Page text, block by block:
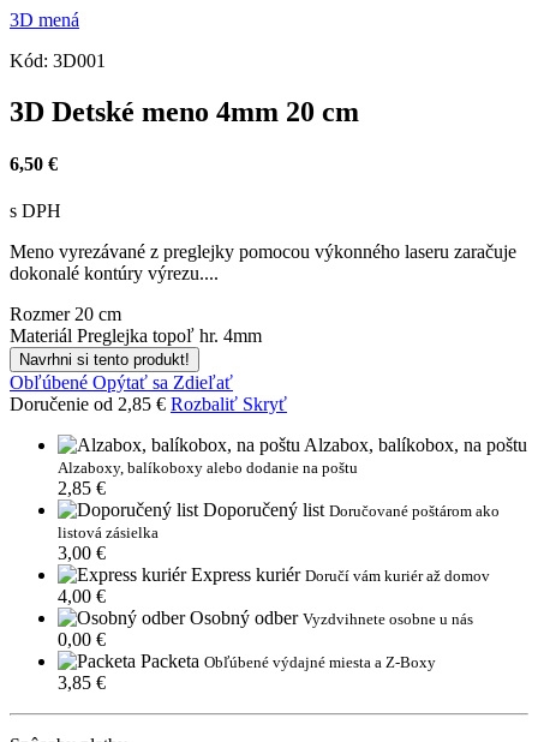
3D mená
Kód: 3D001
3D Detské meno 4mm 20 cm
6,50 €
s DPH
Meno vyrezávané z preglejky pomocou výkonného laseru zaračuje
dokonalé kontúry výrezu....
Rozmer 20 cm
Materiál Preglejka topoľ hr. 4mm
Navrhni si tento produkt!
Obľúbené Opýtať sa Zdieľať
Doručenie od 2,85 € Rozbaliť Skryť
Alzabox, balíkobox, na poštu
Alzaboxy, balíkoboxy alebo dodanie na poštu
2,85 €
Doporučený list Doručované poštárom ako
listová zásielka
3,00 €
Express kuriér Doručí vám kuriér až domov
4,00 €
Osobný odber Vyzdvihnete osobne u nás
0,00 €
Packeta Obľúbené výdajné miesta a Z-Boxy
3,85 €